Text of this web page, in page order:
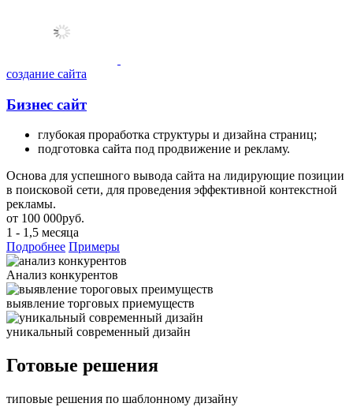
создание сайта
Бизнес сайт
глубокая проработка структуры и дизайна страниц;
подготовка сайта под продвижение и рекламу.
Основа для успешного вывода сайта на лидирующие позиции
в поисковой сети, для проведения эффективной контекстной
рекламы.
от 100 000руб.
1 - 1,5 месяца
Подробнее Примеры
Анализ конкурентов
выявление торговых приемуществ
уникальный современный дизайн
Готовые решения
типовые решения по шаблонному дизайну